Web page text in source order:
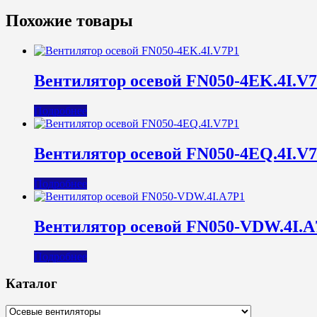
Похожие товары
Вентилятор осевой FN050-
Подробнее
Вентилятор осевой FN050-
Подробнее
Вентилятор осевой FN050-
Подробнее
Каталог